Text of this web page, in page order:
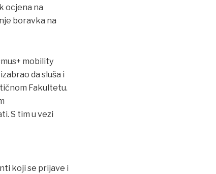
ocjena na
boravka na
mobility
da sluša i
Fakultetu.
S tim u vezi
koji se prijave i